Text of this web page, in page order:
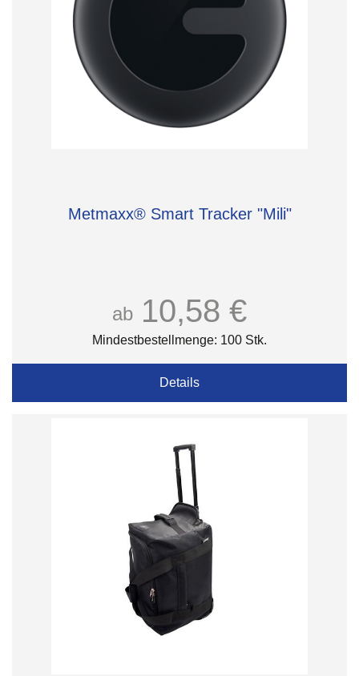
Metmaxx® Smart Tracker "Mili"
ab 10,58 €
Mindestbestellmenge: 100 Stk.
Details